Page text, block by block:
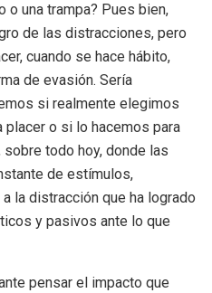
o una trampa? Pues bien,
de las distracciones, pero
cuando se hace hábito,
de evasión. Sería
si realmente elegimos
o si lo hacemos para
todo hoy, donde las
de estímulos,
la distracción que ha logrado
y pasivos ante lo que
pensar el impacto que